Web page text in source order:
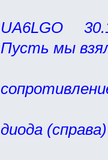
UA6LGO
Пусть мы
диода